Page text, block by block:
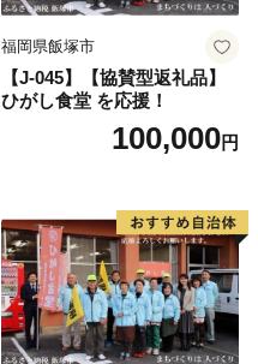
福岡県飯塚市
【J-045】【協賛型返礼品】
ひがし食堂 を応援！
100,000円